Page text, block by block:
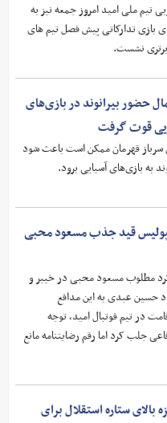
تیم ملی امید امروز جمعه نیز به
بازی تدارکاتی پیش فصل تیم های
نشست.
حضور بیرانوند در بازی‌های
قوت گرفت
سرباز قهرمان ممکن است باعث شود
به بازی‌های آسیایی برود.
قید جذب مسعود محبی
مطلوب مسعود محبی در خیبر و
حسین عبدی به این مدافع
در تیم فوتبال امید، توجه
جلب کرد اما رقم رضایتنامه مانع
بالای ستاره استقلال برای